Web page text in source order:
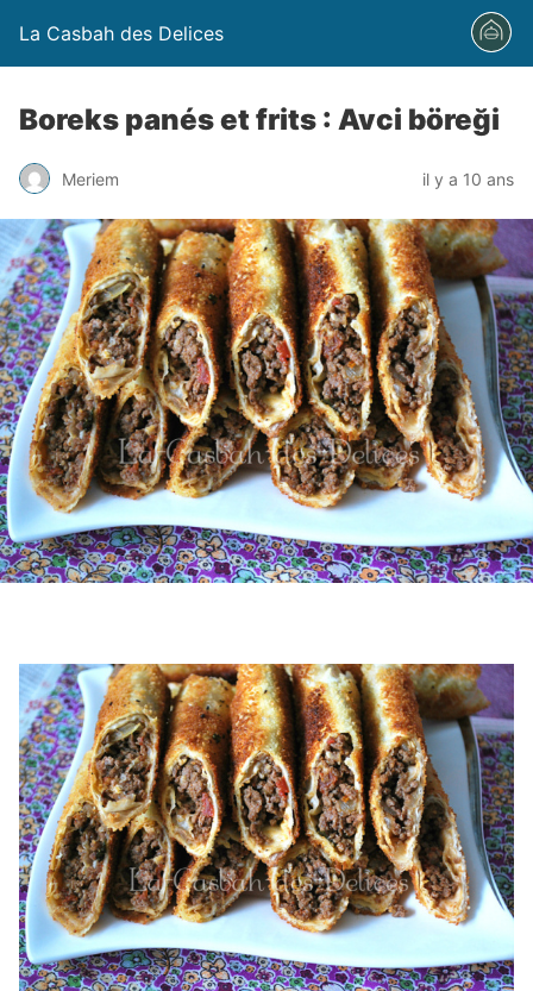
La Casbah des Delices
Boreks panés et frits : Avci böreği
Meriem il y a 10 ans